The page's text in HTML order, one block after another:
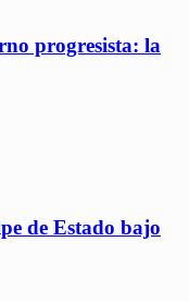
progresista: la
de Estado bajo